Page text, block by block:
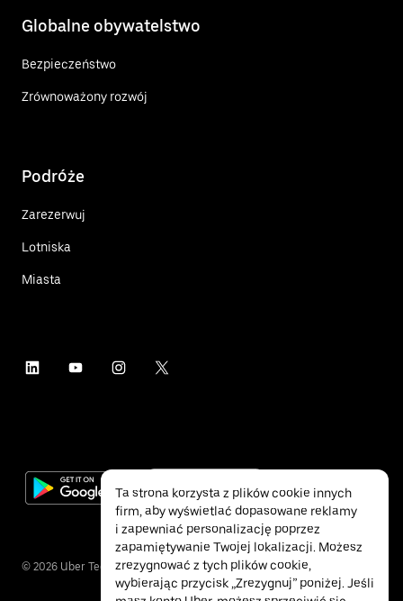
Globalne obywatelstwo
Bezpieczeństwo
Zrównoważony rozwój
Podróże
Zarezerwuj
Lotniska
Miasta
© 2026 Uber Technologies Inc.
Ta strona korzysta z plików cookie innych
firm, aby wyświetlać dopasowane reklamy
i zapewniać personalizację poprzez
zapamiętywanie Twojej lokalizacji. Możesz
zrezygnować z tych plików cookie,
wybierając przycisk „Zrezygnuj” poniżej. Jeśli